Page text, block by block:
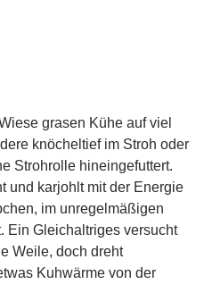
grasen Kühe auf viel
knöcheltief im Stroh oder
Strohrolle hineingefuttert.
und karjohlt mit der Energie
im unregelmäßigen
Ein Gleichaltriges versucht
Weile, doch dreht
Kuhwärme von der